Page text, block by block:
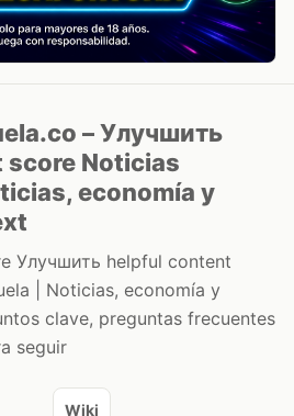
– Улучшить
Noticias
economía y
Улучшить helpful content
| Noticias, economía y
clave, preguntas frecuentes
seguir
Wiki